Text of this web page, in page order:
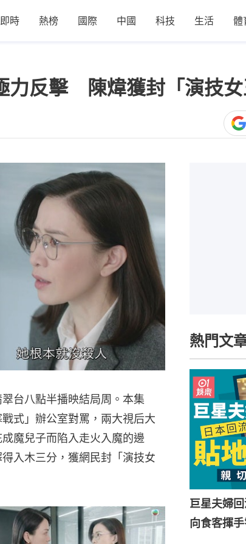
即時 熱榜 國際 中國 科技 生活 體
力反擊 陳煒獲封「演技
台八點半播映結局周。本集
式」辦公室對罵，兩大視后大
魔兒子而陷入走火入魔的邊
入木三分，獲網民封「演技女
熱門文
巨星夫婦
向食客揮